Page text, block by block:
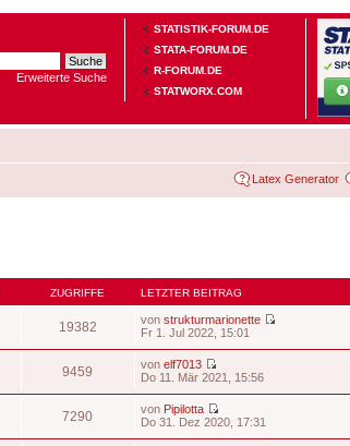
STATISTIK-FORUM.DE
STATA-FORUM.DE
R-FORUM.DE
STATWORX.COM
Erweiterte Suche
Latex Generator
ZUGRIFFE LETZTER BEITRAG
19382 vonstrukturmarionette
Fr 1. Jul 2022, 15:01
9459 vonelf7013
Do 11. Mär 2021, 15:56
7290 von Pipilotta
Do 31. Dez 2020, 17:31